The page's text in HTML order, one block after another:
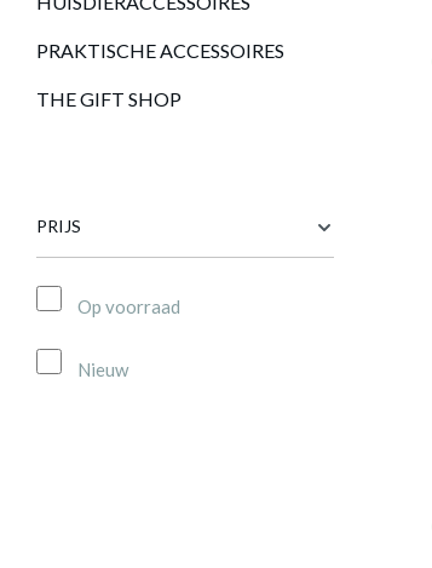
PRAKTISCHE ACCESSOIRES
THE GIFT SHOP
PRIJS
Op voorraad
Nieuw